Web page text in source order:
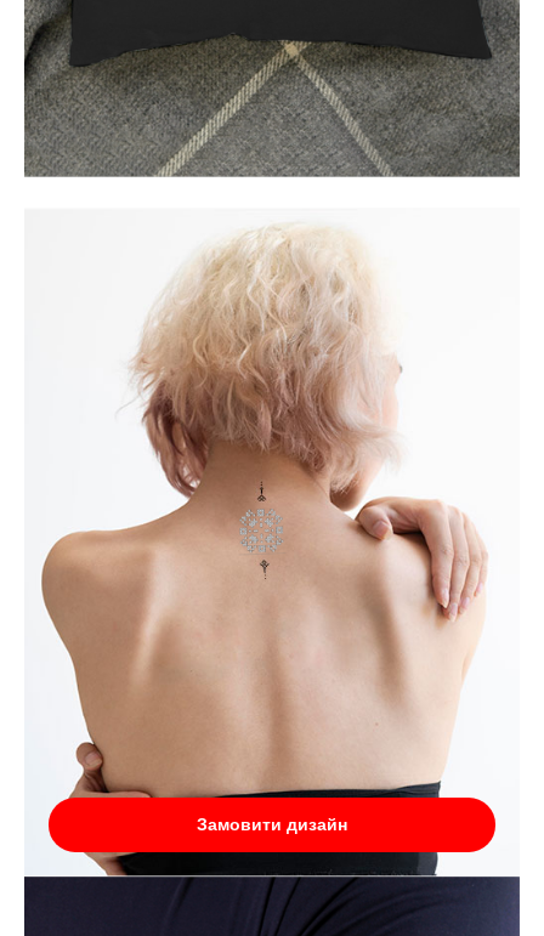
Замовити дизайн